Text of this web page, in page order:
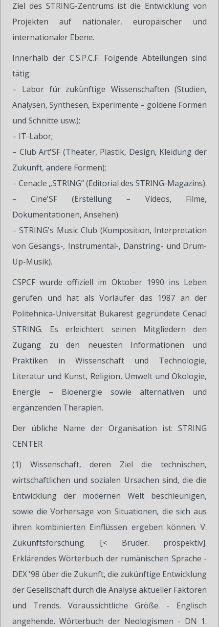
Ziel des STRING-Zentrums ist die Entwicklung von
Projekten auf nationaler, europäischer und
internationaler Ebene.
Innerhalb der C.S.P.C.F. Folgende Abteilungen sind
tätig:
– Labor für zukünftige Wissenschaften (Studien,
Analysen, Synthesen, Experimente – goldene Formen
und Schnitte usw.);
– IT-Labor;
– Club Art'SF (Theater, Plastik, Design, Kleidung der
Zukunft, andere Formen);
– Cenacle „STRING“ (Editorial des STRING-Magazins).
– Cine'SF (Erstellung – Videos, Filme,
Dokumentationen, Ansehen).
– STRING's Music Club (Komposition, Interpretation
von Gesangs-, Instrumental-, Danstring- und Drum-
Up-Musik).
CSPCF wurde offiziell im Oktober 1990 ins Leben
gerufen und hat als Vorläufer das 1987 an der
Politehnica-Universität Bukarest gegründete Cenacl
STRING. Es erleichtert seinen Mitgliedern den
Zugang zu den neuesten Informationen und
Praktiken in Wissenschaft und Technologie,
Literatur und Kunst, Religion, Umwelt und Ökologie,
Energie – Bioenergie sowie alternativen und
ergänzenden Therapien.
Der übliche Name der Organisation ist: STRING
CENTER
(1) Wissenschaft, deren Ziel die technischen,
wirtschaftlichen und sozialen Ursachen sind, die die
Entwicklung der modernen Welt beschleunigen,
sowie die Vorhersage von Situationen, die sich aus
ihren kombinierten Einflüssen ergeben können. V.
Zukunftsforschung. [< Bruder. prospektiv].
Erklärendes Wörterbuch der rumänischen Sprache -
DEX '98 über die Zukunft, die zukünftige Entwicklung
der Gesellschaft durch die Analyse aktueller Faktoren
und Trends. Voraussichtliche Größe. - Englisch
angehende. Wörterbuch der Neologismen - DN 1.